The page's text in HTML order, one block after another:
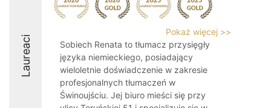
Laureaci
Pokaż więcej >>
Sobiech Renata to tłumacz przysięgły
języka niemieckiego, posiadający
wieloletnie doświadczenie w zakresie
profesjonalnych tłumaczeń w
Świnoujściu. Jej biuro mieści się przy